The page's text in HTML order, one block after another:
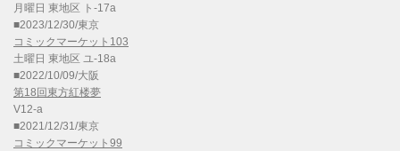
月曜日 東地区 ト-17a
■2023/12/30/東京
コミックマーケット103
土曜日 東地区 ユ-18a
■2022/10/09/大阪
第18回東方紅楼夢
V12-a
■2021/12/31/東京
コミックマーケット99